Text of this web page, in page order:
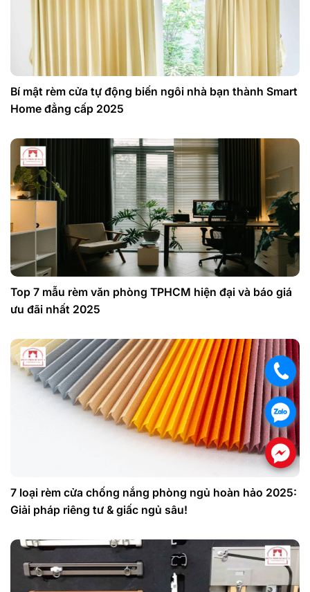
Bí mật rèm cửa tự động biến ngôi nhà bạn thành Smart
Home đẳng cấp 2025
Top 7 mẫu rèm văn phòng TPHCM hiện đại và báo giá
ưu đãi nhất 2025
7 loại rèm cửa chống nắng phòng ngủ hoàn hảo 2025:
Giải pháp riêng tư & giấc ngủ sâu!
.
.
.